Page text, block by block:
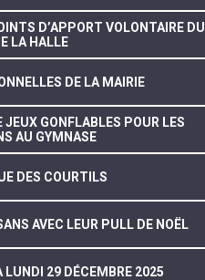
D’APPORT VOLONTAIRE DU
LA HALLE
DE LA MAIRIE
JEUX GONFLABLES POUR LES
AU GYMNASE
DES COURTILS
AVEC LEUR PULL DE NOËL
LUNDI 29 DÉCEMBRE 2025